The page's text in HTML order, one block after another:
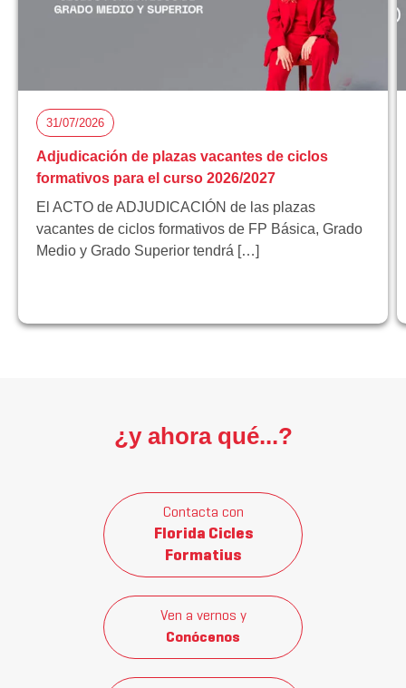
31/07/2026
Adjudicación de plazas vacantes de ciclos
formativos para el curso 2026/2027
El ACTO de ADJUDICACIÓN de las plazas
vacantes de ciclos formativos de FP Básica, Grado
Medio y Grado Superior tendrá […]
¿y ahora qué...?
Contacta con
Florida Cicles
Formatius
Ven a vernos y
Conócenos